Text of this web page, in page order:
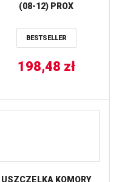
(08-12) PROX
BESTSELLER
198,48 zł
USZCZELKA KOMORY